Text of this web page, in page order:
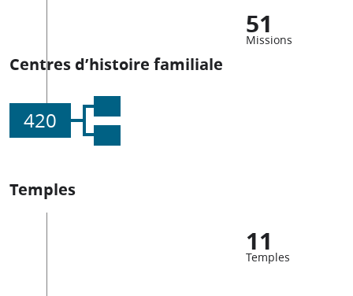
51
Missions
Centres d’histoire familiale
420
Temples
11
Temples